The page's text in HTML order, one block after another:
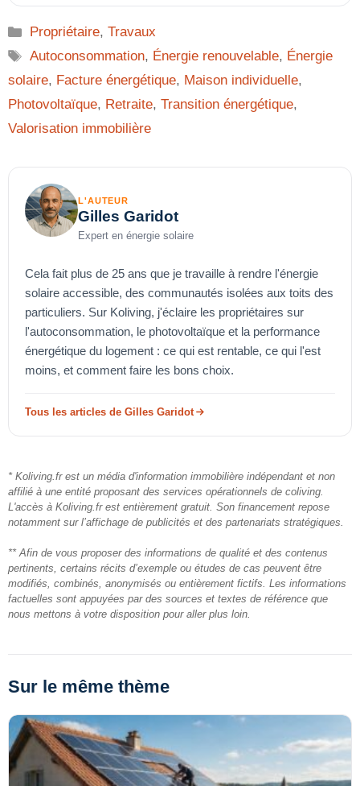
Catégories
Propriétaire,Travaux
Étiquettes
Autoconsommation, Énergie renouvelable, Énergie
solaire, Facture énergétique, Maison individuelle,
Photovoltaïque, Retraite, Transition énergétique,
Valorisation immobilière
L'AUTEUR
Gilles Garidot
Expert en énergie solaire
Cela fait plus de 25 ans que je travaille à rendre l'énergie
solaire accessible, des communautés isolées aux toits des
particuliers. Sur Koliving, j'éclaire les propriétaires sur
l'autoconsommation, le photovoltaïque et la performance
énergétique du logement : ce qui est rentable, ce qui l'est
moins, et comment faire les bons choix.
Tous les articles de Gilles Garidot
* Koliving.fr est un média d'information immobilière indépendant et non
affilié à une entité proposant des services opérationnels de coliving.
L'accès à Koliving.fr est entièrement gratuit. Son financement repose
notamment sur l’affichage de publicités et des partenariats stratégiques.
** Afin de vous proposer des informations de qualité et des contenus
pertinents, certains récits d’exemple ou études de cas peuvent être
modifiés, combinés, anonymisés ou entièrement fictifs. Les informations
factuelles sont appuyées par des sources et textes de référence que
nous mettons à votre disposition pour aller plus loin.
Sur le même thème